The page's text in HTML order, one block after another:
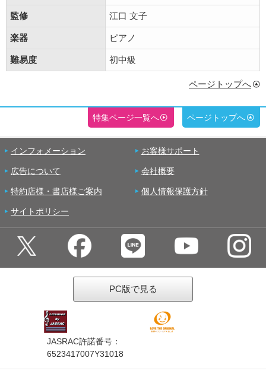
監修 江口 文子
楽器 ピアノ
難易度 初中級
ページトップへ
特集ページ一覧へ ページトップへ
インフォメーション お客様サポート
広告について 会社概要
特約店様・書店様ご案内 個人情報保護方針
サイトポリシー
PC版で見る
JASRAC許諾番号：
6523417007Y31018